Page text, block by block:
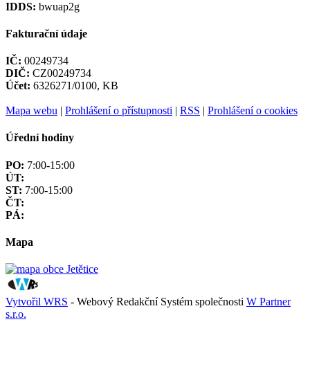
IDDS: bwuap2g
Fakturační údaje
IČ: 00249734
DIČ: CZ00249734
Účet: 6326271/0100, KB
Mapa webu | Prohlášení o přístupnosti | RSS | Prohlášení o cookies
Úřední hodiny
PO: 7:00-15:00
ÚT:
ST: 7:00-15:00
ČT:
PÁ:
Mapa
Vytvořil WRS - Webový Redakční Systém společnosti W Partner
s.r.o.